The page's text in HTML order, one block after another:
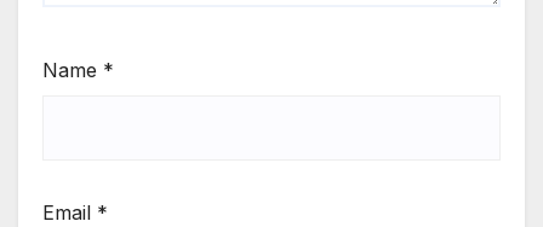
Name *
Email *